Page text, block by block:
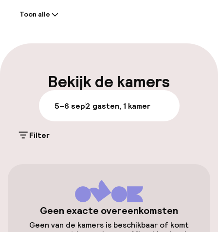
Meertalige medewerkers
Parkeren & mobiliteit
Parkeergelegenheid op eigen terrein
(buiten)
Oplaadpunt elektrische auto op
locatie
Fietsverhuur
Toon alle
Bekijk de kamers
5–6 sep2 gasten, 1 kamer
Filter
Geen exacte overeenkomsten
Geen van de kamers is beschikbaar of komt